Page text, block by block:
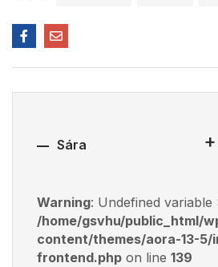
Sára
Warning: Undefined variable
/home/gsvhu/public_html/
content/themes/aora-13-
frontend.php on line 139